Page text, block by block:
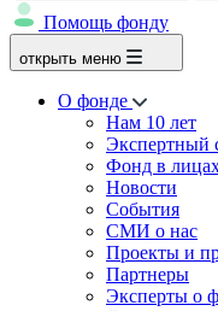
Помощь фонду
открыть меню
О фонде
Нам 10 лет
Экспертный
Фонд в
Новости
События
СМИ о нас
Проекты и
Партнеры
Эксперты о